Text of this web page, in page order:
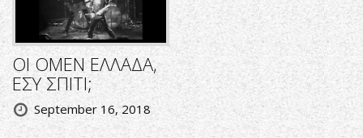
ΟΙ OMEN ΕΛΛΑΔΑ,
ΕΣΥ ΣΠΙΤΙ;
September 16, 2018